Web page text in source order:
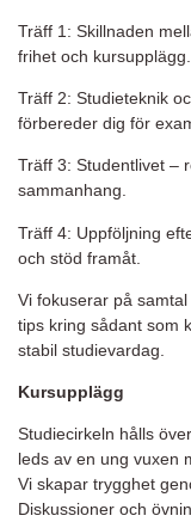
Träff 1: Skillnaden
frihet och kursupplägg.
Träff 2: Studieteknik
förbereder dig för
Träff 3: Studentlivet –
sammanhang.
Träff 4: Uppföljning
och stöd framåt.
Vi fokuserar på
tips kring sådant som
stabil studievardag.
Kursupplägg
Studiecirkeln hålls
leds av en ung vuxen
Vi skapar trygghet
Diskussioner och